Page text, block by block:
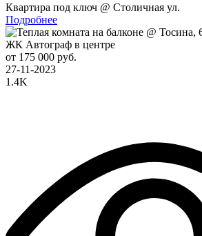
Квартира под ключ @ Столичная ул.
Подробнее
ЖК Автограф в центре
от 175 000 руб.
27-11-2023
1.4K